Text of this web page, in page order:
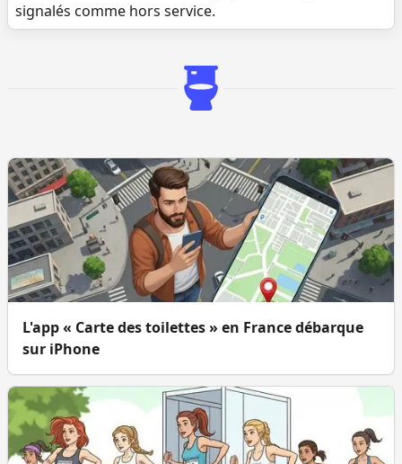
signalés comme hors service.
L'app « Carte des toilettes » en France débarque
sur iPhone